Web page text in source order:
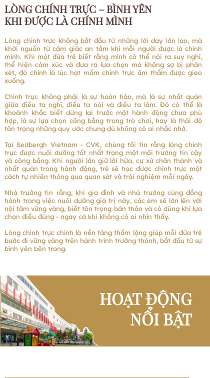
LÒNG CHÍNH TRỰC – BÌNH YÊN
KHI ĐƯỢC LÀ CHÍNH MÌNH
Lòng chính trực không bắt đầu từ những lời dạy lớn lao, mà
khởi nguồn từ cảm giác an tâm khi mỗi người được là chính
mình. Khi một đứa trẻ biết rằng mình có thể nói ra suy nghĩ,
thể hiện cảm xúc và đưa ra lựa chọn mà không sợ bị phán
xét, đó chính là lúc hạt mầm chính trực âm thầm được gieo
xuống.
Chính trực không phải là sự hoàn hảo, mà là sự nhất quán
giữa điều ta nghĩ, điều ta nói và điều ta làm. Đó có thể là
khoảnh khắc biết dừng lại trước một hành động chưa phù
hợp, là sự lựa chọn công bằng trong trò chơi, hay là thái độ
tôn trọng những quy ước chung dù không có ai nhắc nhở.
Tại Sedbergh Vietnam - CVK, chúng tôi tin rằng lòng chính
trực được nuôi dưỡng tốt nhất trong một môi trường tin cậy
và công bằng. Khi người lớn giữ lời hứa, cư xử chân thành và
nhất quán trong hành động, trẻ sẽ học được chính trực một
cách tự nhiên thông qua quan sát và trải nghiệm mỗi ngày.
Nhà trường tin rằng, khi gia đình và nhà trường cùng đồng
hành trong việc nuôi dưỡng giá trị này, các em sẽ lớn lên với
nội tâm vững vàng, biết tôn trọng bản thân và có dũng khí lựa
chọn điều đúng - ngay cả khi không có ai nhìn thấy.
Lòng chính trực chính là nền tảng thầm lặng giúp mỗi đứa trẻ
bước đi vững vàng trên hành trình trưởng thành, bắt đầu từ sự
bình yên bên trong.
HOẠT ĐỘNG
NỔI BẬT